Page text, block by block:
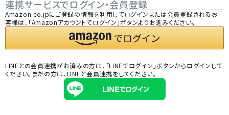
連携サービスでログイン・会員登録
Amazon.co.jpにご登録の情報を利用してログインまたは会員登録されるお
客様は、「Amazonアカウントでログイン」ボタンよりお進みください。
LINEとの会員連携がお済みの方は、「LINEでログイン」ボタンからログインして
ください。まだの方は、 LINEと会員連携をしてください。